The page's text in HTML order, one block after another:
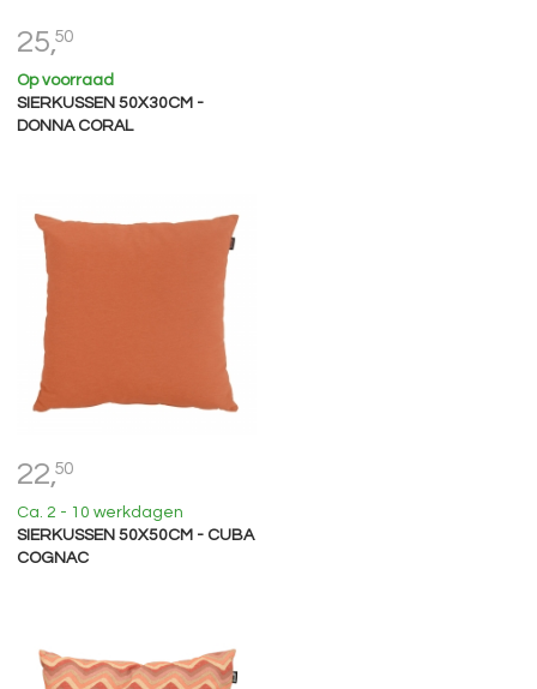
25,50
Op voorraad
SIERKUSSEN 50X30CM -
DONNA CORAL
22,50
Ca. 2 - 10 werkdagen
SIERKUSSEN 50X50CM - CUBA
COGNAC